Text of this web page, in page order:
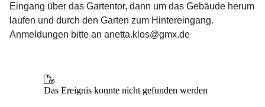
Eingang über das Gartentor, dann um das Gebäude herum
laufen und durch den Garten zum Hintereingang.
Anmeldungen bitte an anetta.klos@gmx.de